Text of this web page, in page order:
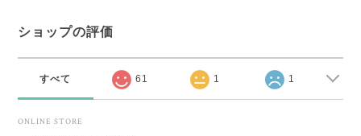
ショップの評価
すべて 61 1 1
ONLINE STORE